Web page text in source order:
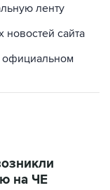
ленту
новостей сайта
официальном
на ЧЕ